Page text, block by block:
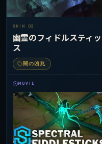
SKIN 02
幽霊のフィドルスティ
ス
闇の凶兆
MOVIE